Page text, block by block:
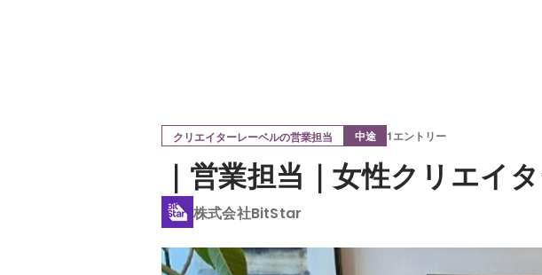
クリエイターレーベルの営業担当 中途 1エントリー
｜営業担当｜女性クリエイ
株式会社BitStar